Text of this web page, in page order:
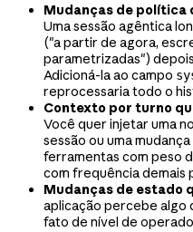
Mudanças de política
Uma sessão agêntica
("a partir de agora,
parametrizadas")
Adicioná-la ao campo
reprocessaria todo o
Contexto por turno
Você quer injetar uma
sessão ou uma
ferramentas com peso
com frequência demais
Mudanças de estado
aplicação percebe algo
fato de nível de